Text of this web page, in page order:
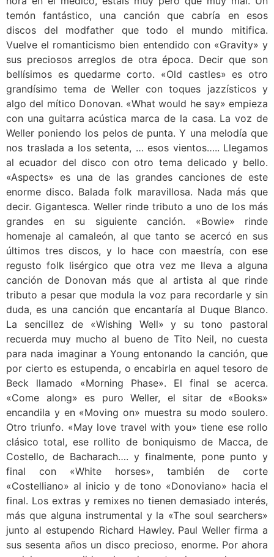
temón fantástico, una canción que cabría en esos
discos del modfather que todo el mundo mitifica.
Vuelve el romanticismo bien entendido con «Gravity» y
sus preciosos arreglos de otra época. Decir que son
bellísimos es quedarme corto. «Old castles» es otro
grandísimo tema de Weller con toques jazzísticos y
algo del mítico Donovan. «What would he say» empieza
con una guitarra acústica marca de la casa. La voz de
Weller poniendo los pelos de punta. Y una melodía que
nos traslada a los setenta, … esos vientos….. Llegamos
al ecuador del disco con otro tema delicado y bello.
«Aspects» es una de las grandes canciones de este
enorme disco. Balada folk maravillosa. Nada más que
decir. Gigantesca. Weller rinde tributo a uno de los más
grandes en su siguiente canción. «Bowie» rinde
homenaje al camaleón, al que tanto se acercó en sus
últimos tres discos, y lo hace con maestría, con ese
regusto folk lisérgico que otra vez me lleva a alguna
canción de Donovan más que al artista al que rinde
tributo a pesar que modula la voz para recordarle y sin
duda, es una canción que encantaría al Duque Blanco.
La sencillez de «Wishing Well» y su tono pastoral
recuerda muy mucho al bueno de Tito Neil, no cuesta
para nada imaginar a Young entonando la canción, que
por cierto es estupenda, o encabirla en aquel tesoro de
Beck llamado «Morning Phase». El final se acerca.
«Come along» es puro Weller, el sitar de «Books»
encandila y en «Moving on» muestra su modo soulero.
Otro triunfo. «May love travel with you» tiene ese rollo
clásico total, ese rollito de boniquismo de Macca, de
Costello, de Bacharach…. y finalmente, pone punto y
final con «White horses», también de corte
«Costelliano» al inicio y de tono «Donoviano» hacia el
final. Los extras y remixes no tienen demasiado interés,
más que alguna instrumental y la «The soul searchers»
junto al estupendo Richard Hawley. Paul Weller firma a
sus sesenta años un disco precioso, enorme. Por ahora